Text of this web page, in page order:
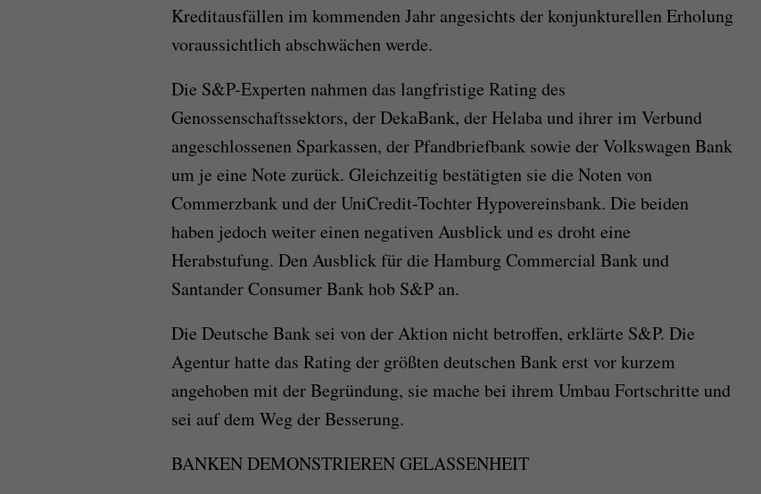
Kreditausfällen im kommenden Jahr angesichts der konjunkturellen Erholung
voraussichtlich abschwächen werde.
Die S&P-Experten nahmen das langfristige Rating des
Genossenschaftssektors, der DekaBank, der Helaba und ihrer im Verbund
angeschlossenen Sparkassen, der Pfandbriefbank sowie der Volkswagen Bank
um je eine Note zurück. Gleichzeitig bestätigten sie die Noten von
Commerzbank und der UniCredit-Tochter Hypovereinsbank. Die beiden
haben jedoch weiter einen negativen Ausblick und es droht eine
Herabstufung. Den Ausblick für die Hamburg Commercial Bank und
Santander Consumer Bank hob S&P an.
Die Deutsche Bank sei von der Aktion nicht betroffen, erklärte S&P. Die
Agentur hatte das Rating der größten deutschen Bank erst vor kurzem
angehoben mit der Begründung, sie mache bei ihrem Umbau Fortschritte und
sei auf dem Weg der Besserung.
BANKEN DEMONSTRIEREN GELASSENHEIT